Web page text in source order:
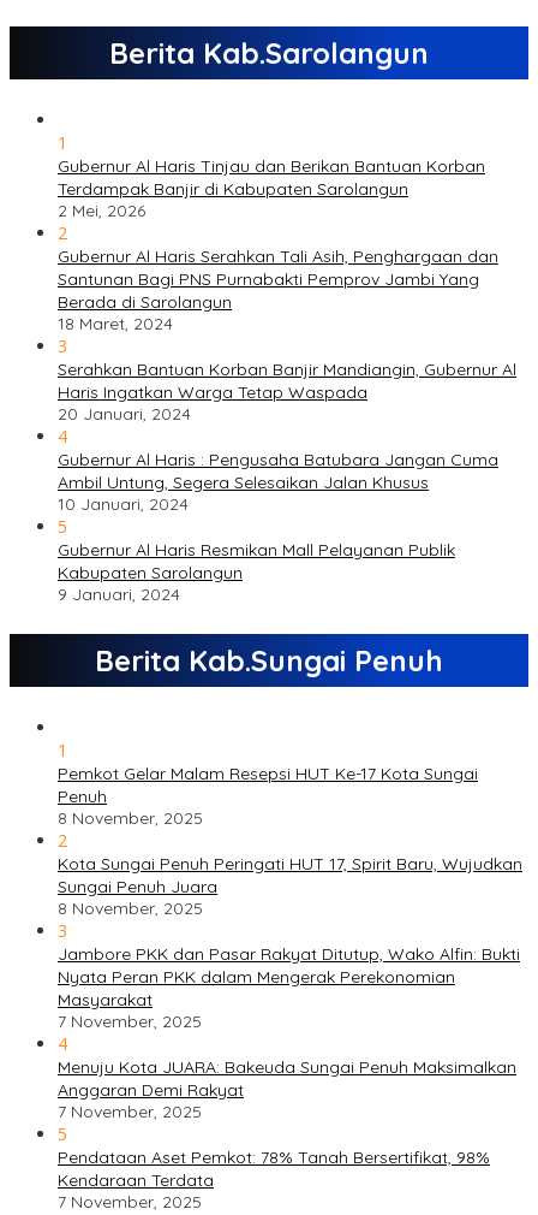
Berita Kab.Sarolangun
1
Gubernur Al Haris Tinjau dan Berikan Bantuan Korban
Terdampak Banjir di Kabupaten Sarolangun
2 Mei, 2026
2
Gubernur Al Haris Serahkan Tali Asih, Penghargaan dan
Santunan Bagi PNS Purnabakti Pemprov Jambi Yang
Berada di Sarolangun
18 Maret, 2024
3
Serahkan Bantuan Korban Banjir Mandiangin, Gubernur Al
Haris Ingatkan Warga Tetap Waspada
20 Januari, 2024
4
Gubernur Al Haris : Pengusaha Batubara Jangan Cuma
Ambil Untung, Segera Selesaikan Jalan Khusus
10 Januari, 2024
5
Gubernur Al Haris Resmikan Mall Pelayanan Publik
Kabupaten Sarolangun
9 Januari, 2024
Berita Kab.Sungai Penuh
1
Pemkot Gelar Malam Resepsi HUT Ke-17 Kota Sungai
Penuh
8 November, 2025
2
Kota Sungai Penuh Peringati HUT 17, Spirit Baru, Wujudkan
Sungai Penuh Juara
8 November, 2025
3
Jambore PKK dan Pasar Rakyat Ditutup, Wako Alfin: Bukti
Nyata Peran PKK dalam Mengerak Perekonomian
Masyarakat
7 November, 2025
4
Menuju Kota JUARA: Bakeuda Sungai Penuh Maksimalkan
Anggaran Demi Rakyat
7 November, 2025
5
Pendataan Aset Pemkot: 78% Tanah Bersertifikat, 98%
Kendaraan Terdata
7 November, 2025